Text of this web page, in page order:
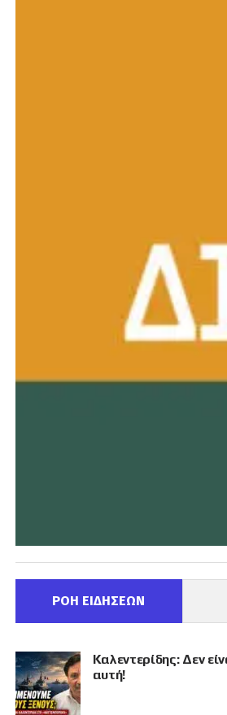
ΡΟΗ ΕΙΔΗΣΕΩΝ
Καλεντερίδης: Δεν
αυτή!